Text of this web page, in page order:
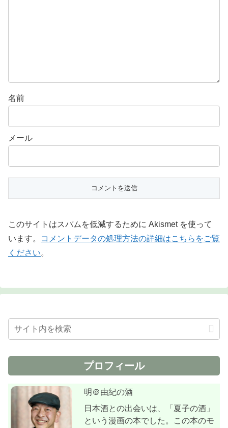
名前
メール
このサイトはスパムを低減するために Akismet を使って
います。
コメントデータの処理方法の詳細はこちらをご覧
ください。
プロフィール
明＠由紀の酒
日本酒との出会いは、「夏子の酒」
という漫画の本でした。この本のモ